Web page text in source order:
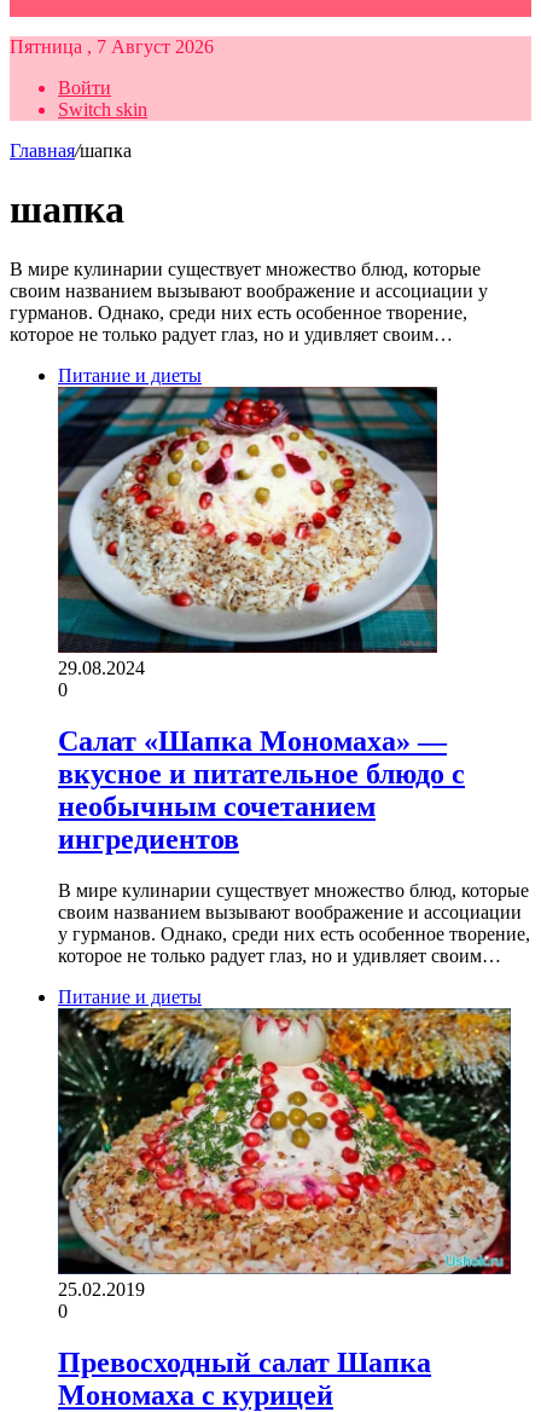
Пятница , 7 Август 2026
Войти
Switch skin
Главная/шапка
шапка
В мире кулинарии существует множество блюд, которые
своим названием вызывают воображение и ассоциации у
гурманов. Однако, среди них есть особенное творение,
которое не только радует глаз, но и удивляет своим…
Питание и диеты
29.08.2024
0
Салат «Шапка Мономаха» —
вкусное и питательное блюдо с
необычным сочетанием
ингредиентов
В мире кулинарии существует множество блюд, которые
своим названием вызывают воображение и ассоциации
у гурманов. Однако, среди них есть особенное творение,
которое не только радует глаз, но и удивляет своим…
Питание и диеты
25.02.2019
0
Превосходный салат Шапка
Мономаха с курицей